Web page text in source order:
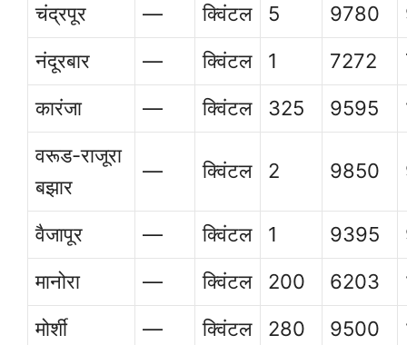
चंद्रपूर
— क्विंटल 5 9780
नंदूरबार
— क्विंटल 1 7272
कारंजा
— क्विंटल 325 9595
वरूड-राजूरा
बझार
— क्विंटल 2 9850
वैजापूर — क्विंटल 1 9395
मानोरा
— क्विंटल 200 6203
मोर्शी
— क्विंटल 280 9500